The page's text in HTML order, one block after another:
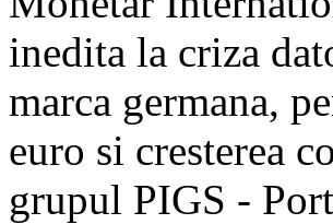
inedita la criza
marca germana,
euro si cresterea
grupul PIGS -